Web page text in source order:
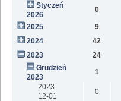
Styczeń
2026
0
2025 9
2024
42
2023
24
Grudzień
2023
1
2023-
12-01
0